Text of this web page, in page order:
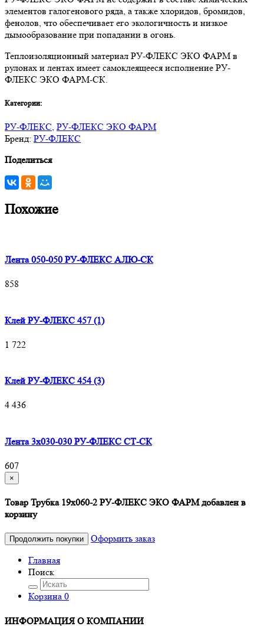
элементов галогенового ряда, а также хлоридов, бромидов,
фенолов, что обеспечивает его экологичность и низкое
дымообразование при попадании в огонь.
Теплоизоляционный материал РУ-ФЛЕКС ЭКО ФАРМ в
рулонах и лентах имеет самоклеящееся исполнение РУ-
ФЛЕКС ЭКО ФАРМ-СК.
Категории:
РУ-ФЛЕКС, РУ-ФЛЕКС ЭКО ФАРМ
Бренд: РУ-ФЛЕКС
Поделиться
Похожие
Лента 050-050 РУ-ФЛЕКС АЛЮ-СК
858
Клей РУ-ФЛЕКС 457 (1)
1 722
Клей РУ-ФЛЕКС 454 (3)
4 436
Лента 3х030-030 РУ-ФЛЕКС СТ-СК
607
×
Товар Трубка 19х060-2 РУ-ФЛЕКС ЭКО ФАРМ добавлен в
корзину
Продолжить покупки
Оформить заказ
Главная
Поиск
Корзина 0
ИНФОРМАЦИЯ О КОМПАНИИ